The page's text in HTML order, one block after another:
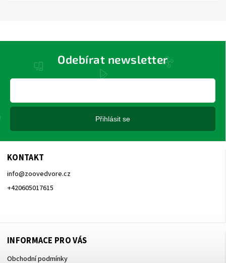
KONTAKT
info@zoovedvore.cz
+420605017615
INFORMACE PRO VÁS
Obchodní podmínky
Odebírat newsletter
Přihlásit se